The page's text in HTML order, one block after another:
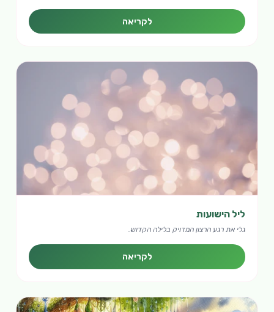
לקריאה
ליל הישועות
גלי את רגע הרצון המדויק בלילה הקדוש.
לקריאה